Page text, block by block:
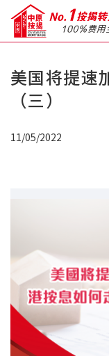
关于我们
私人贷款
优惠礼遇
新盘优越按揭优惠
美国将提速
（三）
11/05/2022